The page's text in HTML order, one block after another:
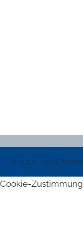
© 2017 – 2026
Cookie-